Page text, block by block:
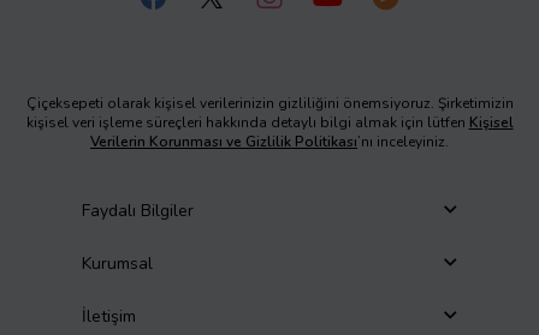
Çiçeksepeti olarak kişisel verilerinizin gizliliğini önemsiyoruz. Şirketimizin
kişisel veri işleme süreçleri hakkında detaylı bilgi almak için lütfen Kişisel
Verilerin Korunması ve Gizlilik Politikası’nı inceleyiniz.
Faydalı Bilgiler
Kurumsal
İletişim